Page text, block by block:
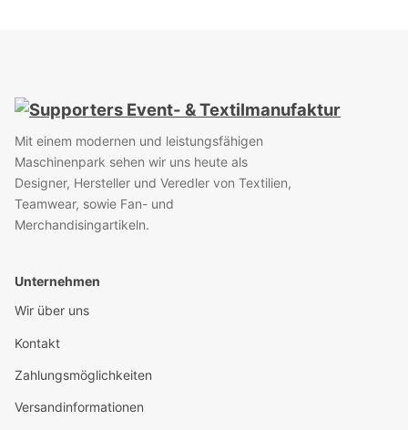
Mit einem modernen und leistungsfähigen
Maschinenpark sehen wir uns heute als
Designer, Hersteller und Veredler von Textilien,
Teamwear, sowie Fan- und
Merchandisingartikeln.
Unternehmen
Wir über uns
Kontakt
Zahlungsmöglichkeiten
Versandinformationen